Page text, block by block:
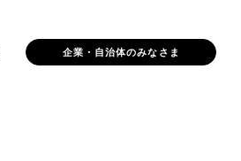
企業・自治体のみなさま